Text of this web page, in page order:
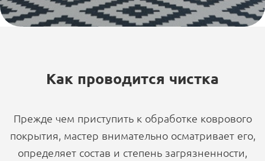
Как проводится чистка
Прежде чем приступить к обработке коврового
покрытия, мастер внимательно осматривает его,
определяет состав и степень загрязненности,